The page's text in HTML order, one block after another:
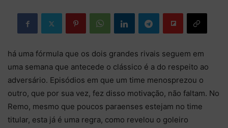
há uma fórmula que os dois grandes rivais seguem em
uma semana que antecede o clássico é a do respeito ao
adversário. Episódios em que um time menosprezou o
outro, que por sua vez, fez disso motivação, não faltam. No
Remo, mesmo que poucos paraenses estejam no time
titular, esta já é uma regra, como revelou o goleiro